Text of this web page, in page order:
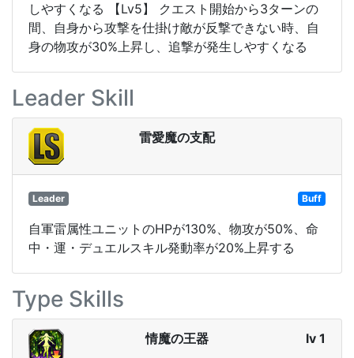
しやすくなる 【Lv5】 クエスト開始から3ターンの
間、自身から攻撃を仕掛け敵が反撃できない時、自
身の物攻が30%上昇し、追撃が発生しやすくなる
Leader Skill
雷愛魔の支配
Leader Buff
自軍雷属性ユニットのHPが130%、物攻が50%、命
中・運・デュエルスキル発動率が20%上昇する
Type Skills
情魔の王器 lv 1